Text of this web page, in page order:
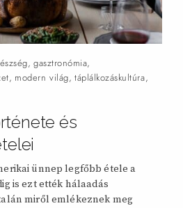
,gasztronómia,
, modern világ, táplálkozáskultúra,
és
ünnep legfőbb étele a
is ezt ették hálaadás
miről emlékeznek meg